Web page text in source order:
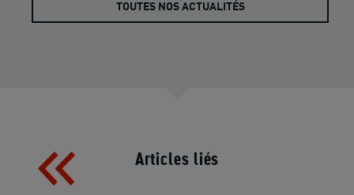
TOUTES NOS ACTUALITÉS
Articles liés